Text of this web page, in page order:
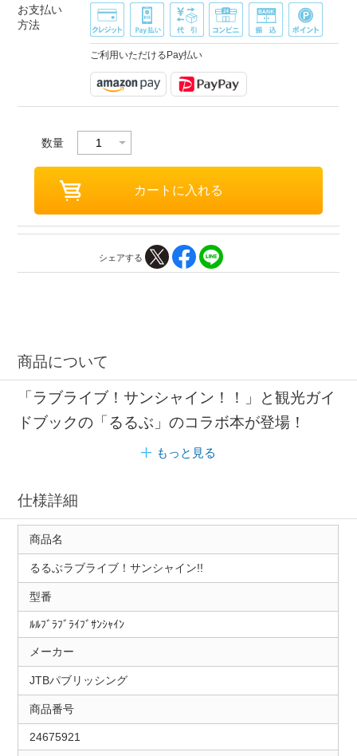
お支払い
方法
ご利用いただけるPay払い
数量
シェアする
商品について
「ラブライブ！サンシャイン！！」と観光ガイ
ドブックの「るるぶ」のコラボ本が登場！
もっと見る
仕様詳細
商品名
るるぶラブライブ！サンシャイン!!
型番
ﾙﾙﾌﾞﾗﾌﾞﾗｲﾌﾞｻﾝｼｬｲﾝ
メーカー
JTBパブリッシング
商品番号
24675921